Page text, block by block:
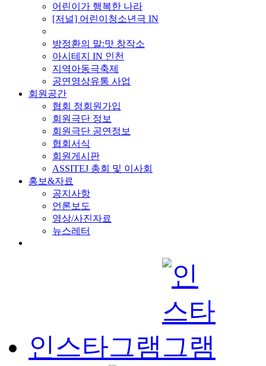
어린이가 행복한 나라
[저널] 어린이청소년극 IN
방정환의 말:맛 창작소
아시테지 IN 인천
지역아동극축제
공연영상유통 사업
회원공간
협회 정회원가입
회원극단 정보
회원극단 공연정보
협회서식
회원게시판
ASSITEJ 총회 및 이사회
홍보&자료
공지사항
언론보도
영상/사진자료
뉴스레터
인스타그램